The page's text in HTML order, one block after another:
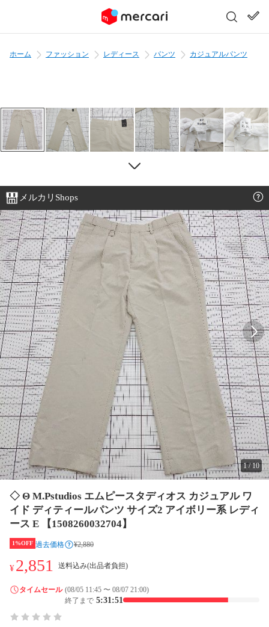
ホーム ファッション レディース パンツ カジュアルパンツ
メルカリShops
1/10
◇ Θ M.Pstudios エムピースタディオス カジュアル ワ
イド ディティールパンツ サイズ2 アイボリー系 レディ
ース E 【1508260032704】
1%OFF 過去価格 ¥2,880
¥2,851 送料込み(出品者負担)
タイムセール (08/05 11:45 〜 08/07 21:00)
終了まで 5:31:51